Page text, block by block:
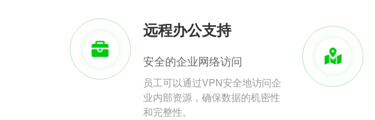
远程办公支持
安全的企业网络访问
员工可以通过VPN安全地访问企
业内部资源，确保数据的机密性
和完整性。